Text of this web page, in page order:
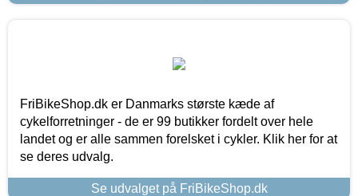
FriBikeShop.dk er Danmarks største kæde af
cykelforretninger - de er 99 butikker fordelt over hele
landet og er alle sammen forelsket i cykler. Klik her for at
se deres udvalg.
Se udvalget på FriBikeShop.dk